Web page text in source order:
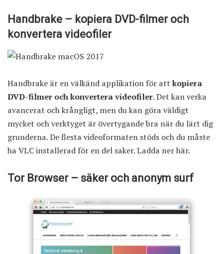
Handbrake – kopiera DVD-filmer och
konvertera videofiler
Handbrake är en välkänd applikation för att kopiera
DVD-filmer och konvertera videofiler. Det kan verka
avancerat och krångligt, men du kan göra väldigt
mycket och verktyget är övertygande bra när du lärt dig
grunderna. De flesta videoformaten stöds och du måste
ha VLC installerad för en del saker.Ladda ner här.
Tor Browser – säker och anonym surf